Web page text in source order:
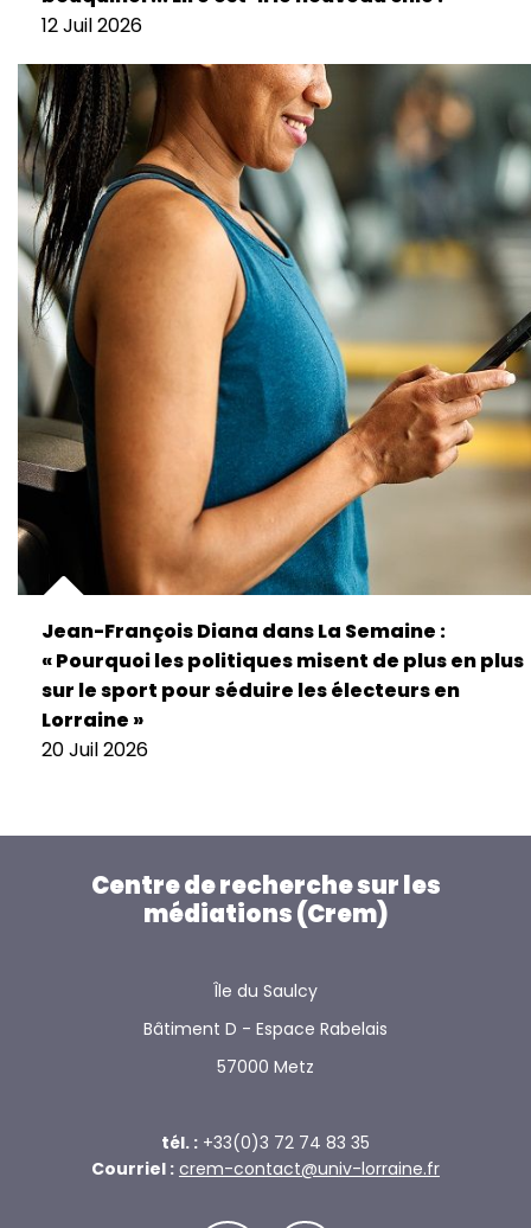
12 Juil 2026
Jean-François Diana dans La Semaine :
« Pourquoi les politiques misent de plus en plus
sur le sport pour séduire les électeurs en
Lorraine »
20 Juil 2026
Centre de recherche sur les
médiations (Crem)
Île du Saulcy
Bâtiment D - Espace Rabelais
57000 Metz
tél. : +33(0)3 72 74 83 35
Courriel : crem-contact@univ-lorraine.fr